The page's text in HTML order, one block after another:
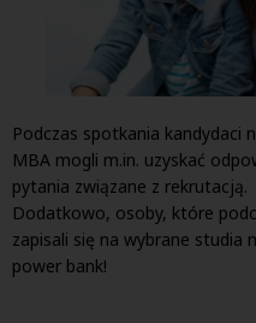
Podczas spotkania kandydaci
MBA mogli m.in. uzyskać
pytania związane z rekrutacją.
Dodatkowo, osoby, które
zapisali się na wybrane studia
power bank!